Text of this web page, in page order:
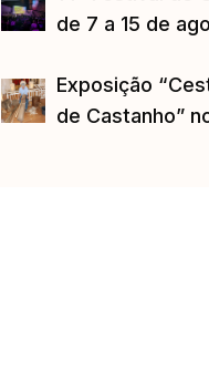
de 7 a 15 de
Exposição
de Castanho”